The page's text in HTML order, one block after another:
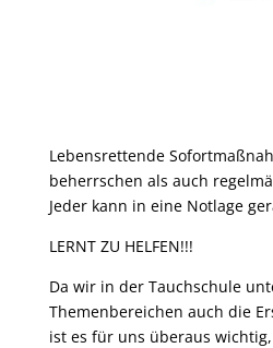
Lebensrettende
beherrschen als auch
Jeder kann in eine Notlage
LERNT ZU HELFEN!!!
Da wir in der Tauchschule
Themenbereichen auch die
ist es für uns überaus